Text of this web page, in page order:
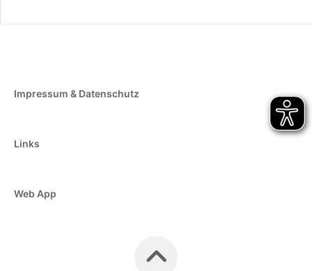
Impressum & Datenschutz
Links
Web App